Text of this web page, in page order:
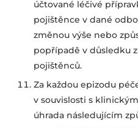
účtované léčivé
pojištěnce v dané
změnou výše nebo
popřípadě v důsledku
pojištěnců.
Za každou epizodu
v souvislosti s
úhrada následujícím